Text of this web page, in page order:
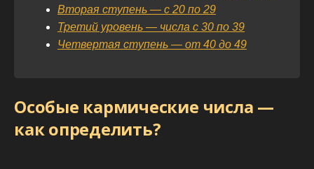
Вторая ступень — с 20 по 29
Третий уровень — числа с 30 по 39
Четвертая ступень — от 40 до 49
Особые кармические числа —
как определить?